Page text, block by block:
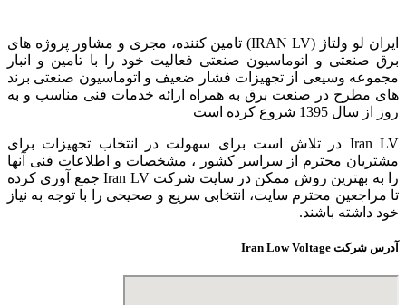
ایران لو ولتاژ (IRAN LV) تامین کننده، مجری و مشاور پروژه های
برق صنعتی و اتوماسیون صنعتی فعالیت خود را با تامین و انبار
مجموعه وسیعی از تجهیزات فشار ضعیف و اتوماسیون صنعتی برند
های مطرح در صنعت برق به همراه ارائه خدمات فنی مناسب و به
روز از سال 1395 شروع کرده است
Iran LV در تلاش است برای سهولت در انتخاب تجهیزات برای
مشتریان محترم از سراسر کشور ، مشخصات و اطلاعات فنی آنها
را به بهترین روش ممکن در سایت شرکت Iran LV جمع آوری کرده
تا مراجعین محترم سایت، انتخابی سریع و صحیحی را با توجه به نیاز
خود داشته باشند.
آدرس شرکت Iran Low Voltage